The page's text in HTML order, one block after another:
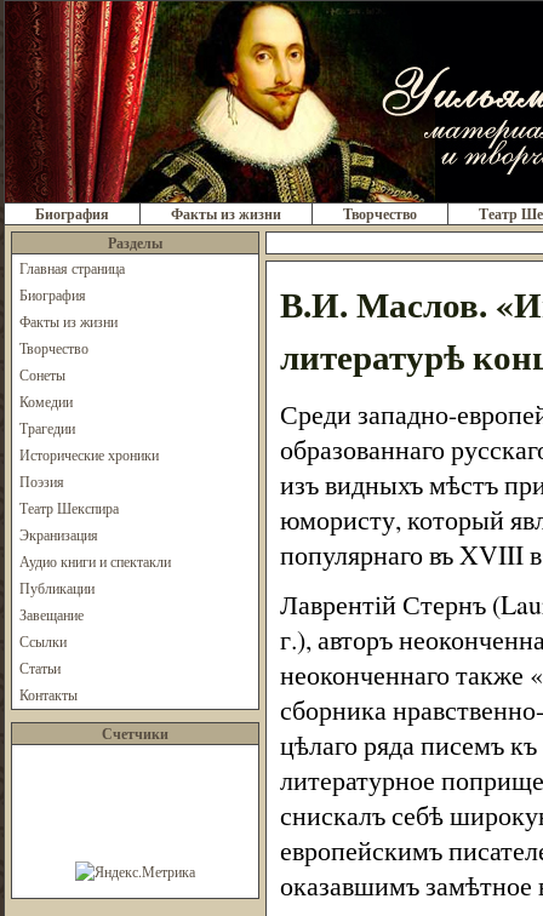
Биография Факты из жизни Творчество
Театр
Разделы
Главная страница
Биография
Факты из жизни
Творчество
Сонеты
Комедии
Трагедии
Исторические хроники
Поэзия
Театр Шекспира
Экранизация
Аудио книги и спектакли
Публикации
Завещание
Ссылки
Статьи
Контакты
Счетчики
В.И. Маслов.
литературѣ
Среди западно-
образованнаго
изъ видныхъ мѣстъ
юмористу, который
популярнаго въ XVIII
Лаврентій Стернъ
г.), авторъ
неоконченнаго также
сборника
цѣлаго ряда писемъ
литературное
снискалъ себѣ
европейскимъ
оказавшимъ замѣтное